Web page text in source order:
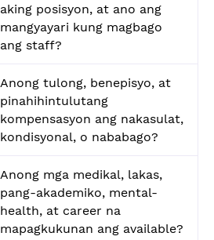
aking posisyon, at ano ang
mangyayari kung magbago
ang staff?
Anong tulong, benepisyo, at
pinahihintulutang
kompensasyon ang nakasulat,
kondisyonal, o nababago?
Anong mga medikal, lakas,
pang-akademiko, mental-
health, at career na
mapagkukunan ang available?